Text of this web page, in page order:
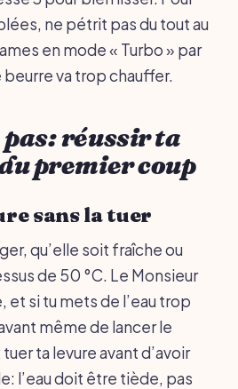
ne pétrit pas du tout au
en mode « Turbo » par
va trop chauffer.
pas: réussir ta
premier coup
sans la tuer
qu’elle soit fraîche ou
de 50 °C. Le Monsieur
et si tu mets de l’eau trop
même de lancer le
ta levure avant d’avoir
l’eau doit être tiède, pas